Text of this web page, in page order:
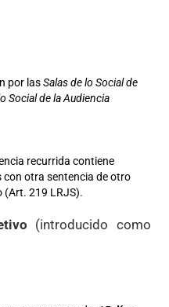
por lasSalas de lo Social de
Social de la Audiencia
recurrida contiene
otra sentencia de otro
(Art. 219 LRJS).
(introducido como